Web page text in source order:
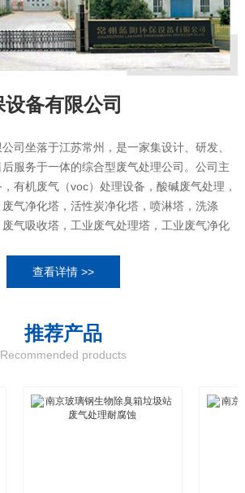
备有限公司
司坐落于江苏常州，是一家集设计、研发、
服务于一体的综合型废气处理公司。公司主
有机废气（voc）处理设备，酸碱废气处理，
气净化塔，活性炭净化塔，喷淋塔，洗涤
气吸收塔，工业废气处理塔，工业废气净化
要研发、生产、销售中国市场环保净化的新型
查看详情 >>
推荐产品
Recommended products